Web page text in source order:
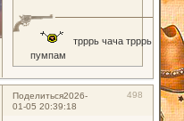
трррь чача трррь
пумпам
Поделиться 498
2026-
01-05 20:39:18